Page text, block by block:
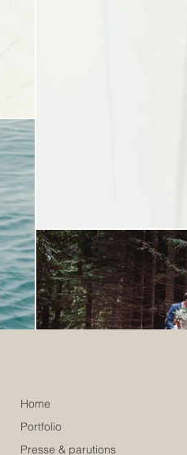
Home
Portfolio
Presse & parutions